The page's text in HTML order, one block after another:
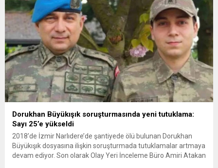
Dorukhan Büyükışık soruşturmasında yeni tutuklama:
Sayı 25’e yükseldi
2018’de İzmir Narlıdere’de şantiyede ölü bulunan Dorukhan
Büyükışık dosyasına ilişkin soruşturmada tutuklamalar artmaya
devam ediyor. Son olarak Olay Yeri İnceleme Büro Amiri Atakan